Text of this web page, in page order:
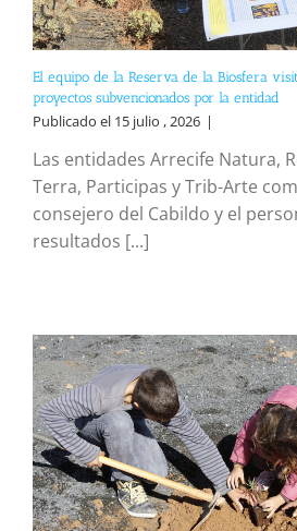
El equipo de la Reserva de la Biosfera
proyectos subvencionados por la entidad
Publicado el 15 julio , 2026 |
Las entidades Arrecife Natura,
Terra, Participas y Trib-Arte
consejero del Cabildo y el
resultados [...]